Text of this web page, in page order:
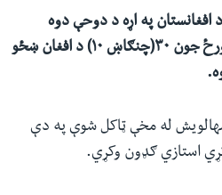
افغانستان په اړه د دوحې دوه
ورځینۍ غونډه د یکشنبې په ورځ‌ جون ۳۰(چنګاښ ۱۰) د افغان ښځو
له مخې ټاکل شوې په دې